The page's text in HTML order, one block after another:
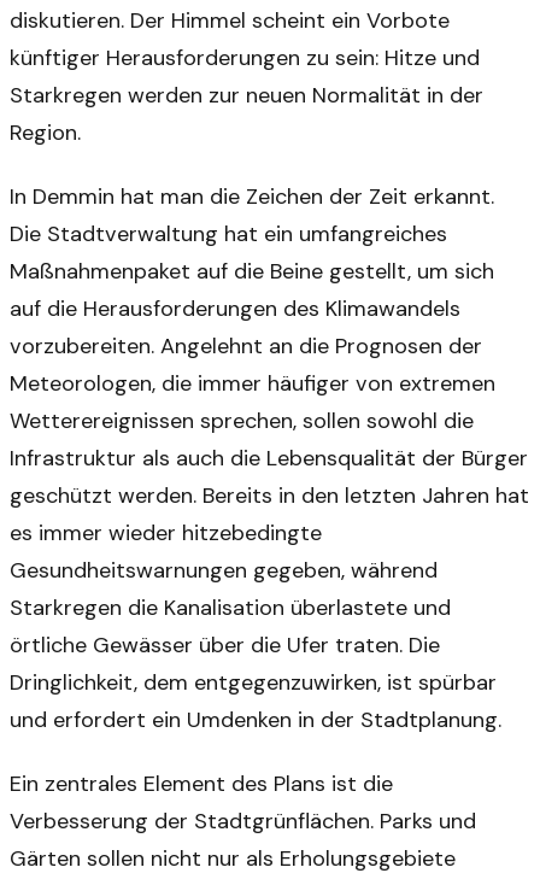
diskutieren. Der Himmel scheint ein Vorbote
künftiger Herausforderungen zu sein: Hitze und
Starkregen werden zur neuen Normalität in der
Region.
In Demmin hat man die Zeichen der Zeit erkannt.
Die Stadtverwaltung hat ein umfangreiches
Maßnahmenpaket auf die Beine gestellt, um sich
auf die Herausforderungen des Klimawandels
vorzubereiten. Angelehnt an die Prognosen der
Meteorologen, die immer häufiger von extremen
Wetterereignissen sprechen, sollen sowohl die
Infrastruktur als auch die Lebensqualität der Bürger
geschützt werden. Bereits in den letzten Jahren hat
es immer wieder hitzebedingte
Gesundheitswarnungen gegeben, während
Starkregen die Kanalisation überlastete und
örtliche Gewässer über die Ufer traten. Die
Dringlichkeit, dem entgegenzuwirken, ist spürbar
und erfordert ein Umdenken in der Stadtplanung.
Ein zentrales Element des Plans ist die
Verbesserung der Stadtgrünflächen. Parks und
Gärten sollen nicht nur als Erholungsgebiete